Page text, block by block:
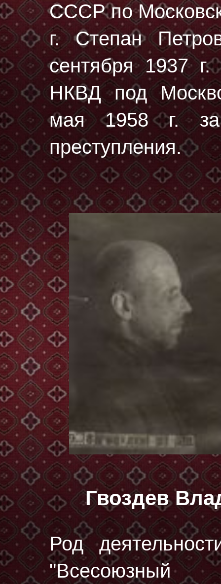
СССР по
г. Степан
сентября 1937 г.
НКВД под
мая 1958 г. за
преступления.
Гвоздев
Род
"Всесоюзный